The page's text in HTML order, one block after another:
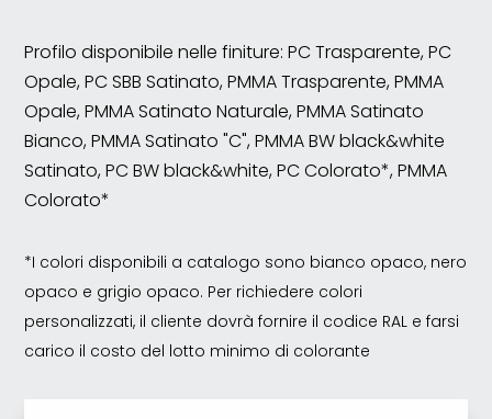
Profilo disponibile nelle finiture: PC Trasparente, PC
Opale, PC SBB Satinato, PMMA Trasparente, PMMA
Opale, PMMA Satinato Naturale, PMMA Satinato
Bianco, PMMA Satinato "C", PMMA BW black&white
Satinato, PC BW black&white, PC Colorato*, PMMA
Colorato*
*I colori disponibili a catalogo sono bianco opaco, nero
opaco e grigio opaco. Per richiedere colori
personalizzati, il cliente dovrà fornire il codice RAL e farsi
carico il costo del lotto minimo di colorante